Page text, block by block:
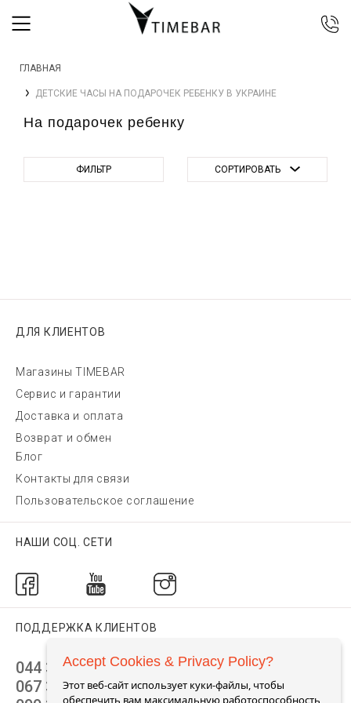
067 344 14 44 (viber)
0 800 305 805
ГЛАВНАЯ
ДЕТСКИЕ ЧАСЫ НА ПОДАРОЧЕК РЕБЕНКУ В УКРАИНЕ
На подарочек ребенку
ФИЛЬТР СОРТИРОВАТЬ
ДЛЯ КЛИЕНТОВ
Магазины TIMEBAR
Сервис и гарантии
Доставка и оплата
Возврат и обмен
Блог
Контакты для связи
Пользовательское соглашение
НАШИ СОЦ. СЕТИ
ПОДДЕРЖКА КЛИЕНТОВ
044 392 44 45
067 344 14 44 (viber)
Accept Cookies & Privacy Policy?
Этот веб-сайт использует куки-файлы, чтобы
обеспечить вам максимальную работоспособность